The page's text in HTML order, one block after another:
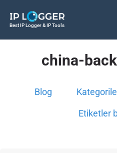
Best IP Logger & IP Tools
china-
Blog
Etiketler